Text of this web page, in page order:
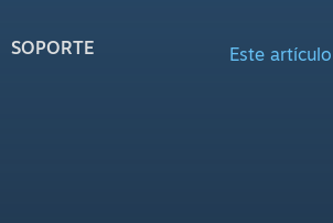
SOPORTE Este